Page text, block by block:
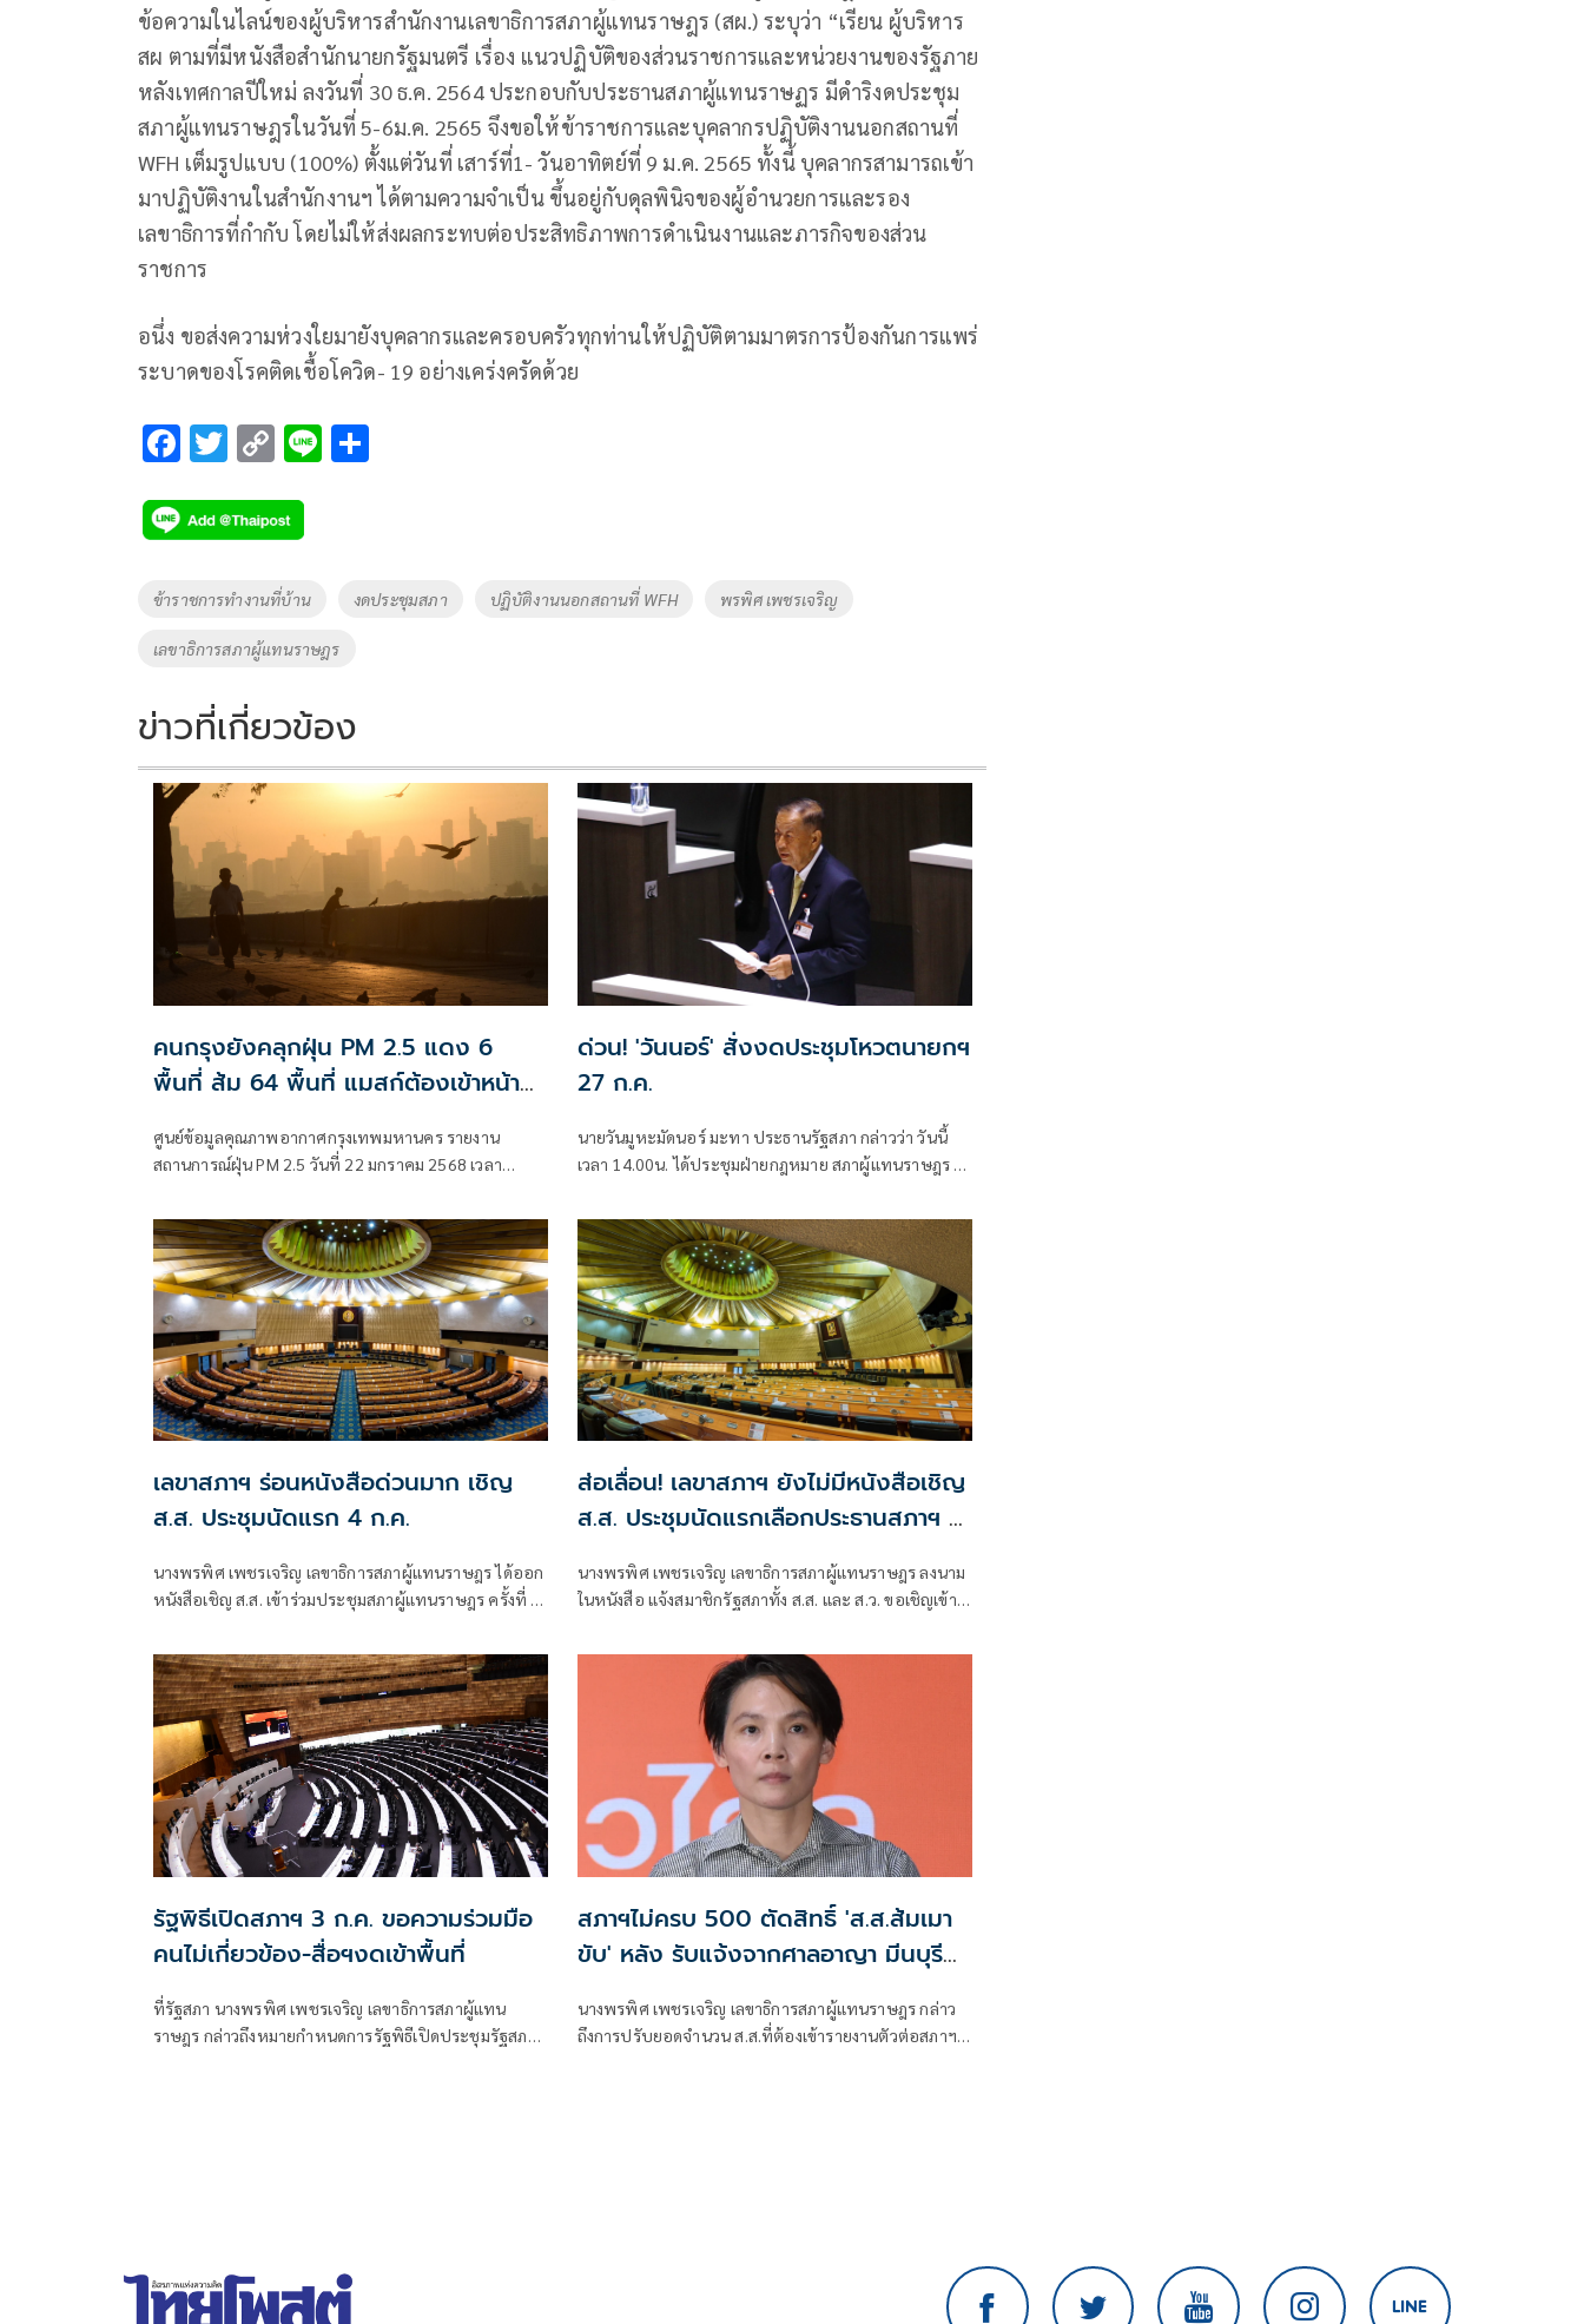
ข้อความในไลน์ของผู้บริหารสำนักงานเลขาธิการสภาผู้แทนราษฎร (สผ.) ระบุว่า “เรียน ผู้บริหาร
สผ ตามที่มีหนังสือสำนักนายกรัฐมนตรี เรื่อง แนวปฏิบัติของส่วนราชการและหน่วยงานของรัฐภาย
หลังเทศกาลปีใหม่ ลงวันที่ 30 ธ.ค. 2564 ประกอบกับประธานสภาผู้แทนราษฏร มีดำริงดประชุม
สภาผู้แทนราษฎรในวันที่ 5-6ม.ค. 2565 จึงขอให้ข้าราชการและบุคลากรปฏิบัติงานนอกสถานที่
WFH เต็มรูปแบบ (100%) ตั้งแต่วันที่ เสาร์ที่1- วันอาทิตย์ที่ 9 ม.ค. 2565 ทั้งนี้ บุคลากรสามารถเข้า
มาปฏิบัติงานในสำนักงานฯ ได้ตามความจำเป็น ขึ้นอยู่กับดุลพินิจของผู้อำนวยการและรอง
เลขาธิการที่กำกับ โดยไม่ให้ส่งผลกระทบต่อประสิทธิภาพการดำเนินงานและภารกิจของส่วน
ราชการ
อนึ่ง ขอส่งความห่วงใยมายังบุคลากรและครอบครัวทุกท่านให้ปฏิบัติตามมาตรการป้องกันการแพร่
ระบาดของโรคติดเชื้อโควิด- 19 อย่างเคร่งครัดด้วย
F
e
b
o
o
k
T
tt
er
C
p
y
Li
k
Li
Tags
ข้าราชการทำงานที่บ้าน งดประชุมสภา ปฏิบัติงานนอกสถานที่ WFH พรพิศ เพชรเจริญ
เลขาธิการ​สภา​ผู้แทน​ราษฎร​
ข่าวที่เกี่ยวข้อง
คนกรุงยังคลุกฝุ่น PM 2.5 แดง 6
พื้นที่ ส้ม 64 พื้นที่ แมสก์ต้องเข้าหน้า
ศูนย์ข้อมูลคุณภาพอากาศกรุงเทพมหานคร รายงาน
สถานการณ์ฝุ่น PM 2.5 วันที่ 22 มกราคม 2568 เวลา
เกินมาตรฐานอยู่ในระดับสีส้ม เริ่มมีผลกระทบต่อสุขภาพ
จำนวน 64 พื้นที่
ด่วน! 'วันนอร์' สั่งงดประชุมโหวตนายกฯ
27 ก.ค.
นายวันมูหะมัดนอร์ มะทา ประธานรัฐสภา กล่าวว่า วันนี้
เวลา 14.00น. ได้ประชุมฝ่ายกฎหมาย สภาผู้แทนราษฎร ที่
ประธานสภาฯ
เลขาสภาฯ ร่อนหนังสือด่วนมาก เชิญ
ส.ส. ประชุมนัดแรก 4 ก.ค.
นางพรพิศ เพชรเจริญ เลขาธิการสภาผู้แทนราษฎร ได้ออก
หนังสือเชิญ ส.ส. เข้าร่วมประชุมสภาผู้แทนราษฎร ครั้งที่ 1
ราษฎร
ส่อเลื่อน! เลขาสภาฯ ยังไม่มีหนังสือเชิญ
ส.ส. ประชุมนัดแรกเลือกประธานสภาฯ 4
นางพรพิศ เพชรเจริญ เลขาธิการสภาผู้แทนราษฎร ลงนาม
ในหนังสือ แจ้งสมาชิกรัฐสภาทั้ง ส.ส. และ ส.ว. ขอเชิญเข้า
โถง พิธีชั้น 11 อาคารรัฐสภา ซึ่งตามกำหนดการพระบาท
สมเด็จพระเจ้าอยู่หัวและสมเด็จพระนางเจ้าพระบรมราชินี
จะเสด็จพระราชดำเนิน ทรงเปิดประชุมรัฐสภา
รัฐพิธีเปิดสภาฯ 3 ก.ค. ขอความร่วมมือ
คนไม่เกี่ยวข้อง-สื่อฯงดเข้าพื้นที่
ที่รัฐสภา นางพรพิศ เพชรเจริญ เลขาธิการสภาผู้แทน
ราษฎร กล่าวถึงหมายกำหนดการรัฐพิธีเปิดประชุมรัฐสภา
สภาฯไม่ครบ 500 ตัดสิทธิ์ 'ส.ส.ส้มเมา
ขับ' หลัง รับแจ้งจากศาลอาญา มีนบุรี
นางพรพิศ เพชรเจริญ เลขาธิการสภาผู้แทนราษฎร กล่าว
ถึงการปรับยอดจำนวน ส.ส.ที่ต้องเข้ารายงานตัวต่อสภาฯ